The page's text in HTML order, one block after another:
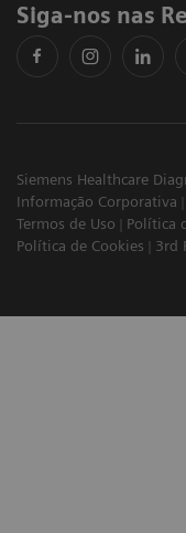
Siga-nos nas
Siemens Healthcare
Informação Corporativa
Termos de Uso
Política
Política de Cookies
3rd